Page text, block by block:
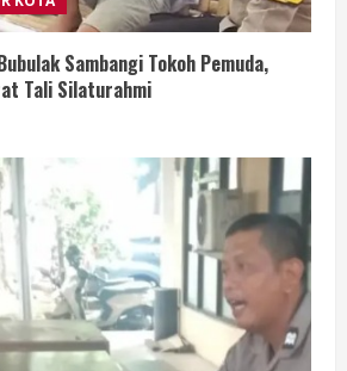
Sambangi Tokoh Pemuda,
Tali Silaturahmi